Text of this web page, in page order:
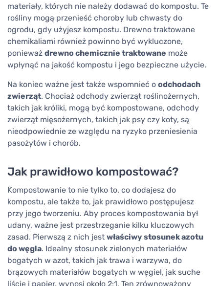
materiały, których nie należy dodawać do kompostu. Te
rośliny mogą przenieść choroby lub chwasty do
ogrodu, gdy użyjesz kompostu. Drewno traktowane
chemikaliami również powinno być wykluczone,
ponieważ drewno chemicznie traktowane może
wpłynąć na jakość kompostu i jego bezpieczne użycie.
Na koniec ważne jest także wspomnieć o odchodach
zwierząt. Chociaż odchody zwierząt roślinożernych,
takich jak króliki, mogą być kompostowane, odchody
zwierząt mięsożernych, takich jak psy czy koty, są
nieodpowiednie ze względu na ryzyko przeniesienia
pasożytów i chorób.
Jak prawidłowo kompostować?
Kompostowanie to nie tylko to, co dodajesz do
kompostu, ale także to, jak prawidłowo postępujesz
przy jego tworzeniu. Aby proces kompostowania był
udany, ważne jest przestrzeganie kilku kluczowych
zasad. Pierwszą z nich jest właściwy stosunek azotu
do węgla. Idealny stosunek zielonych materiałów
bogatych w azot, takich jak trawa i warzywa, do
brązowych materiałów bogatych w węgiel, jak suche
liście i papier, wynosi około 2:1. Ten zrównoważony